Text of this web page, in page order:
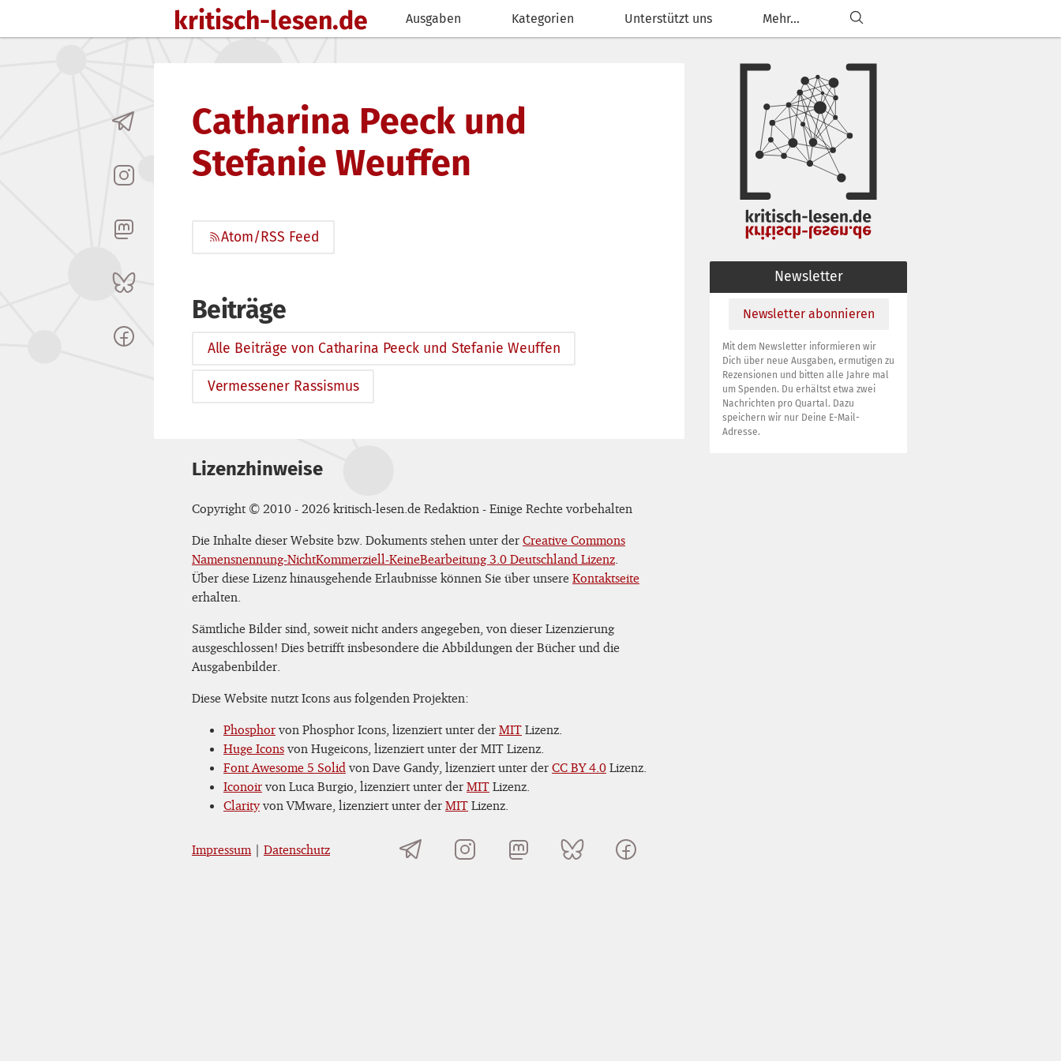
kritisch-lesen.de Ausgaben Kategorien Unterstützt uns Mehr...
Catharina Peeck und
Stefanie Weuffen
Atom/RSS Feed
Beiträge
Alle Beiträge von Catharina Peeck und Stefanie Weuffen
Vermessener Rassismus
Lizenzhinweise
Copyright © 2010 - 2026 kritisch-lesen.de Redaktion - Einige Rechte vorbehalten
Die Inhalte dieser Website bzw. Dokuments stehen unter der Creative Commons
Namensnennung-NichtKommerziell-KeineBearbeitung 3.0 Deutschland Lizenz
Über diese Lizenz hinausgehende Erlaubnisse können Sie über unsere Kontaktseite
erhalten.
Sämtliche Bilder sind, soweit nicht anders angegeben, von dieser Lizenzierung
ausgeschlossen! Dies betrifft insbesondere die Abbildungen der Bücher und die
Ausgabenbilder.
Diese Website nutzt Icons aus folgenden Projekten:
Phosphor von Phosphor Icons, lizenziert unter der MIT Lizenz.
Huge Icons von Hugeicons, lizenziert unter der MIT Lizenz.
Font Awesome 5 Solid von Dave Gandy, lizenziert unter der CC BY 4.0 Lizenz.
Iconoir von Luca Burgio, lizenziert unter der MIT Lizenz.
Clarityvon VMware, lizenziert unter der MIT Lizenz.
Impressum | Datenschutz
Newsletter
Newsletter abonnieren
Mit dem Newsletter informieren wir
Dich über neue Ausgaben, ermutigen zu
Rezensionen und bitten alle Jahre mal
um Spenden. Du erhältst etwa zwei
Nachrichten pro Quartal. Dazu
speichern wir nur Deine E-Mail-
Adresse.